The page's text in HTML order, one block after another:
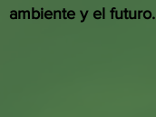
ambiente y el futuro.